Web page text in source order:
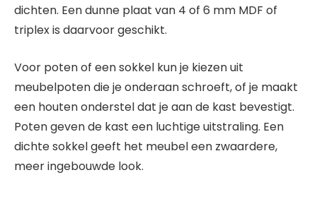
dichten. Een dunne plaat van 4 of 6 mm MDF of
triplex is daarvoor geschikt.
Voor poten of een sokkel kun je kiezen uit
meubelpoten die je onderaan schroeft, of je maakt
een houten onderstel dat je aan de kast bevestigt.
Poten geven de kast een luchtige uitstraling. Een
dichte sokkel geeft het meubel een zwaardere,
meer ingebouwde look.